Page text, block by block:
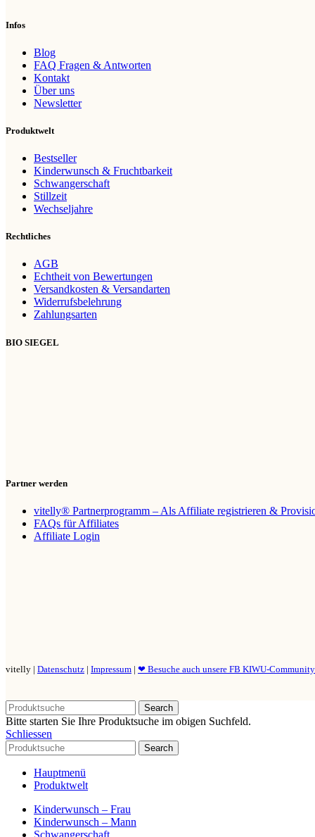
Infos
Blog
FAQ Fragen & Antworten
Kontakt
Über uns
Newsletter
Produktwelt
Bestseller
Kinderwunsch & Fruchtbarkeit
Schwangerschaft
Stillzeit
Wechseljahre
Rechtliches
AGB
Echtheit von Bewertungen
Versandkosten & Versandarten
Widerrufsbelehrung
Zahlungsarten
BIO SIEGEL
Partner werden
vitelly® Partnerprogramm – Als Affiliate registrieren &
FAQs für Affiliates
Affiliate Login
vitelly | Datenschutz | Impressum | ❤ Besuche auch unsere FB KIWU-
Search
Bitte starten Sie Ihre Produktsuche im obigen Suchfeld.
Schliessen
Search
Hauptmenü
Produktwelt
Kinderwunsch – Frau
Kinderwunsch – Mann
Schwangerschaft